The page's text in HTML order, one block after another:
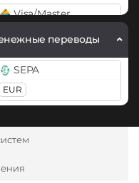
Litecoin (LTC)
Optimism (OP)
PancakeSwap (CAKE)
Pepe
Pol (ex-MATIC)
Ravencoin (RVN)
Visa/Master
MDL
KGS
TJS
Авангард RUB
переводы
SEPA
EUR